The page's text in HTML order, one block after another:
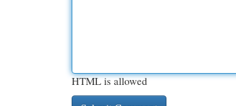
HTML is allowed